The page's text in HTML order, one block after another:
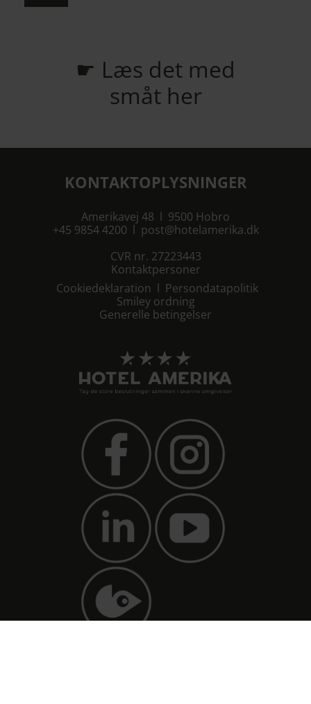
☛ Læs det med
småt her
KONTAKTOPLYSNINGER
Amerikavej 48 l 9500 Hobro
+45 9854 4200 l post@hotelamerika.dk
CVR nr. 27223443
Kontaktpersoner
Cookiedeklaration l Persondatapolitik
Smiley ordning
Generelle betingelser